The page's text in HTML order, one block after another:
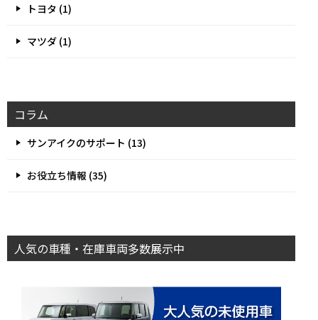
トヨタ (1)
マツダ (1)
コラム
サンアイクのサポート (13)
お役立ち情報 (35)
人気の車種・在庫車両多数展示中